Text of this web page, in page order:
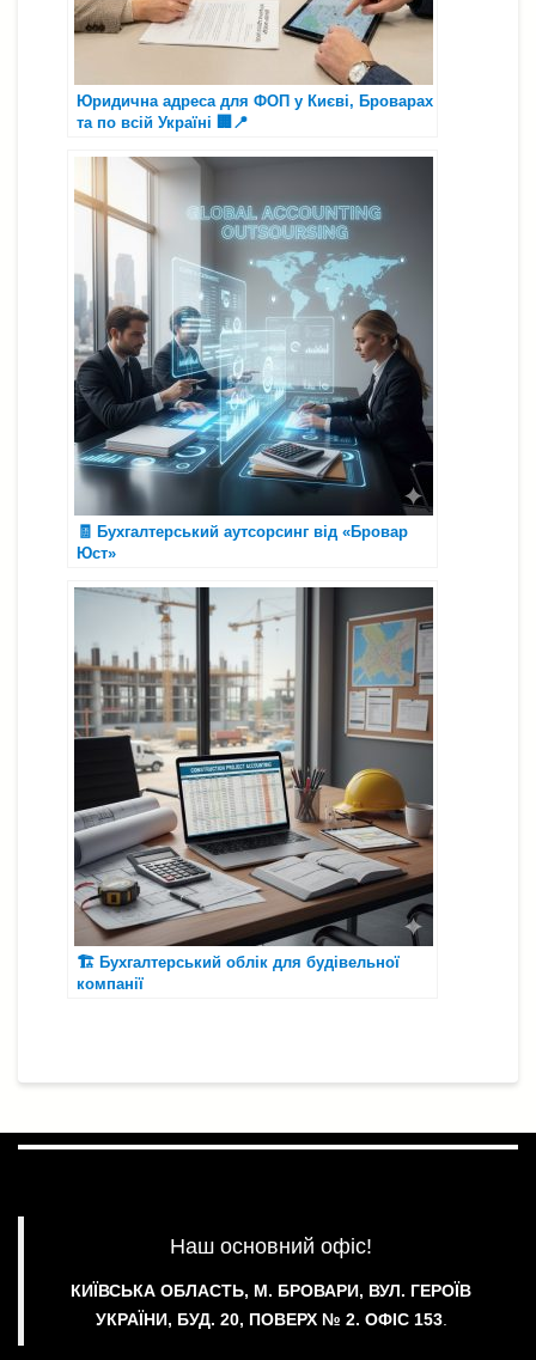
Юридична адреса для ФОП у Києві, Броварах
та по всій Україні 🏢📍
🧾 Бухгалтерський аутсорсинг від «Бровар
Юст»
🏗️ Бухгалтерський облік для будівельної
компанії
Наш основний офіс!
КИЇВСЬКА ОБЛАСТЬ, М. БРОВАРИ, ВУЛ. ГЕРОЇВ
УКРАЇНИ, БУД. 20, ПОВЕРХ № 2. ОФІС 153.